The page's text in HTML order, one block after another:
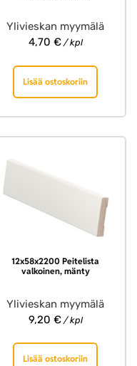
Ylivieskan myymälä
4,70 €/ kpl
Lisää ostoskoriin
12x58x2200 Peitelista
valkoinen, mänty
Ylivieskan myymälä
9,20 €/ kpl
Lisää ostoskoriin